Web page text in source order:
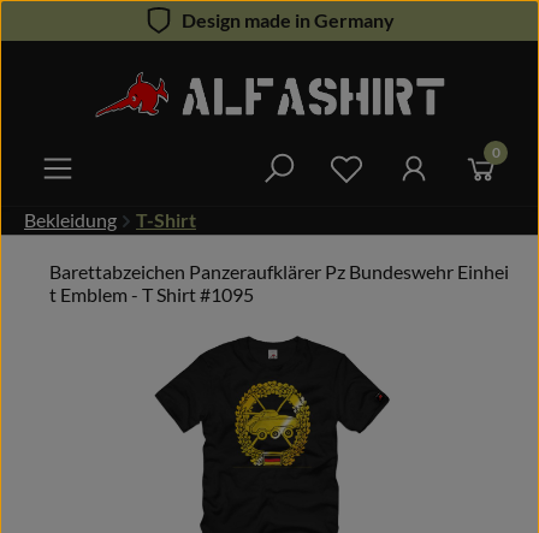
Zum Hauptinhalt springenDesign made in Germany
Du hast 0 0
Bekleidung T-Shirt
Barettabzeichen Panzeraufklärer Pz Bundeswehr Einhei
t Emblem - T Shirt #1095
Bildergalerie überspringen